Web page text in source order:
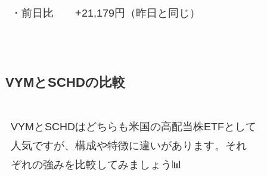
・前日比 +21,179円 （昨日と同じ）
VYMとSCHDの比較
VYMとSCHDはどちらも米国の高配当株ETFとして
人気ですが、構成や特徴に違いがあります。それ
ぞれの強みを比較してみましょう📊